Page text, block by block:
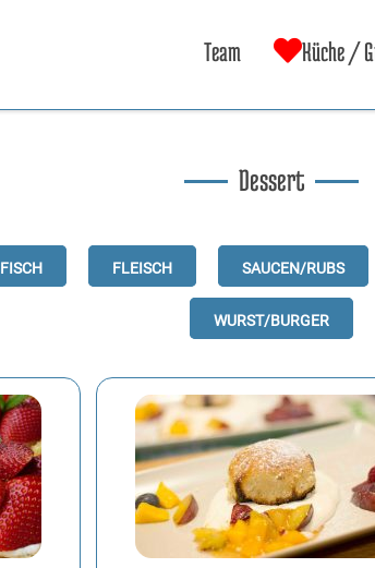
Team Küche /
Dessert
Fisch Fleisch Saucen/Rubs
Wurst/Burger